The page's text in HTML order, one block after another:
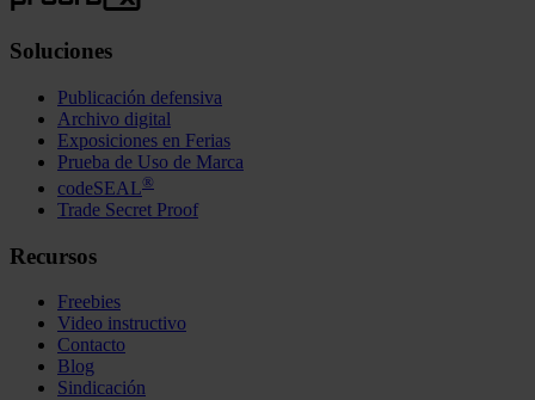
Soluciones
Publicación defensiva
Archivo digital
Exposiciones en Ferias
Prueba de Uso de Marca
codeSEAL®
Trade Secret Proof
Recursos
Freebies
Video instructivo
Contacto
Blog
Sindicación